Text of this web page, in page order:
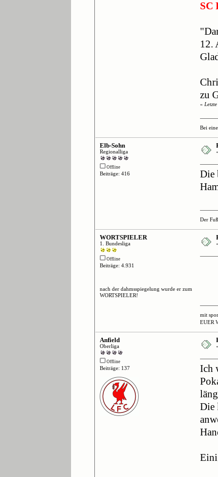
SC
12.
zu
«
Bei
Elb-Sohn
Regionalliga
Offline
Beiträge: 416
Die
Der
WORTSPIELER
1. Bundesliga
Offline
Beiträge: 4.931
nach der dahmsspiegelung wurde er zum
WORTSPIELER!
mit
EUER
Anfield
Oberliga
Offline
Beiträge: 137
Ich
Die